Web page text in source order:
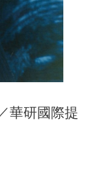
華研國際提